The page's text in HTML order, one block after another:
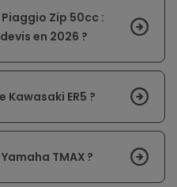
Zip 50cc :
en 2026 ?
ER5 ?
TMAX ?